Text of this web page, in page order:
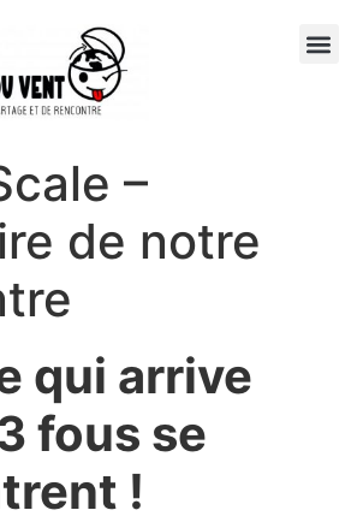
–
de notre
qui arrive
fous se
!